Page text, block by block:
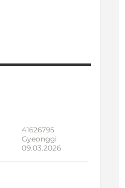
41626795
Gyeonggi
09.03.2026